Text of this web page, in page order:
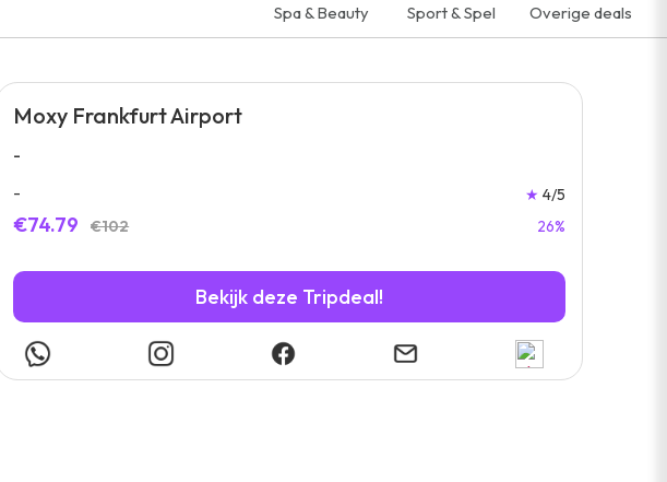
Spa & Beauty
Sport & Spel Overige deals
Moxy Frankfurt Airport
-
-
€74.79 €102
★ 4/5
26%
Bekijk deze Tripdeal!